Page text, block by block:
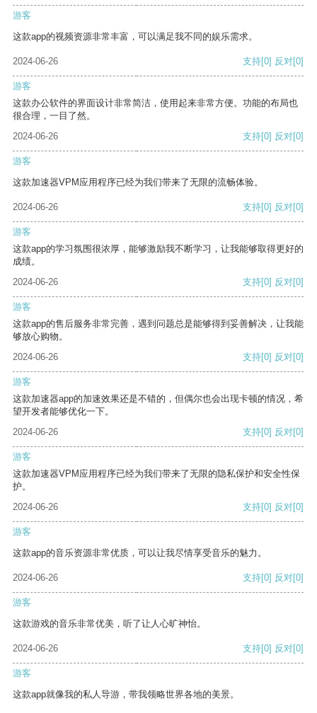
游客
这款app的视频资源非常丰富，可以满足我不同的娱乐需求。
2024-06-26 支持[0] 反对[0]
游客
这款办公软件的界面设计非常简洁，使用起来非常方便。功能的布局也
很合理，一目了然。
2024-06-26
支持[0] 反对[0]
游客
这款加速器VPM应用程序已经为我们带来了无限的流畅体验。
2024-06-26 支持[0] 反对[0]
游客
这款app的学习氛围很浓厚，能够激励我不断学习，让我能够取得更好的
成绩。
2024-06-26
支持[0] 反对[0]
游客
这款app的售后服务非常完善，遇到问题总是能够得到妥善解决，让我能
够放心购物。
2024-06-26
支持[0] 反对[0]
游客
这款加速器app的加速效果还是不错的，但偶尔也会出现卡顿的情况，希
望开发者能够优化一下。
2024-06-26
支持[0] 反对[0]
游客
这款加速器VPM应用程序已经为我们带来了无限的隐私保护和安全性保
护。
2024-06-26
支持[0] 反对[0]
游客
这款app的音乐资源非常优质，可以让我尽情享受音乐的魅力。
2024-06-26 支持[0] 反对[0]
游客
这款游戏的音乐非常优美，听了让人心旷神怡。
2024-06-26 支持[0] 反对[0]
游客
这款app就像我的私人导游，带我领略世界各地的美景。